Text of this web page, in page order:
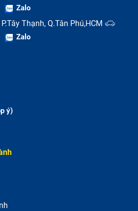
Zalo
Thạnh, Q.Tân Phú,HCM
Zalo
ý)